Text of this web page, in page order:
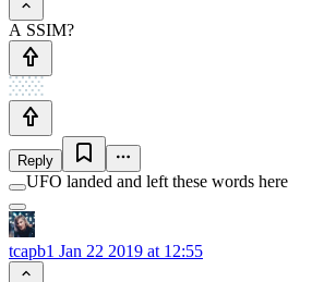
А SSIM?
Reply
UFO landed and left these words here
tcapb1 Jan 22 2019 at 12:55